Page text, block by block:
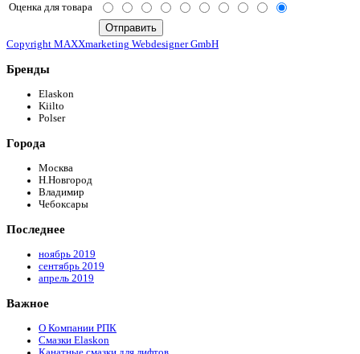
Оценка для товара
Copyright MAXXmarketing Webdesigner GmbH
Бренды
Elaskon
Kiilto
Polser
Города
Москва
Н.Новгород
Владимир
Чебоксары
Последнее
ноябрь 2019
сентябрь 2019
апрель 2019
Важное
О Компании РПК
Смазки Elaskon